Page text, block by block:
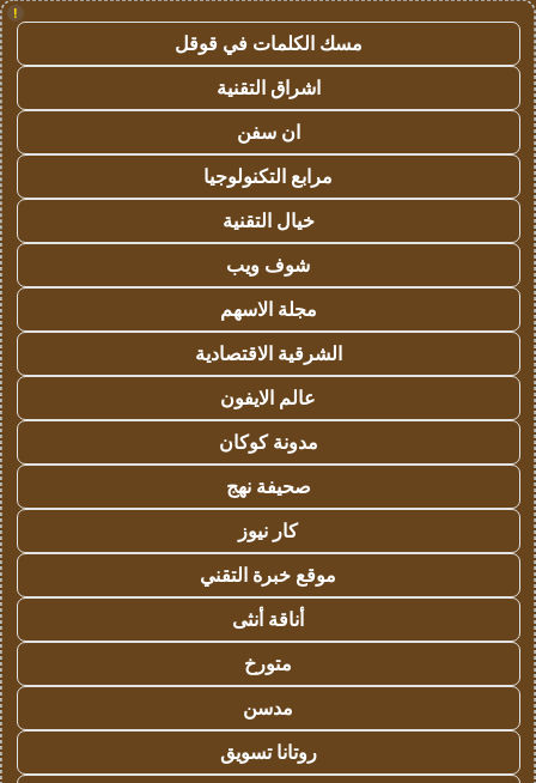
!
مسك الكلمات في قوقل
اشراق التقنية
ان سفن
مرابع التكنولوجيا
خيال التقنية
شوف ويب
مجلة الاسهم
الشرقية الاقتصادية
عالم الايفون
مدونة كوكان
صحيفة نهج
كار نيوز
موقع خبرة التقني
أناقة أنثى
متورخ
مدسن
روتانا تسويق